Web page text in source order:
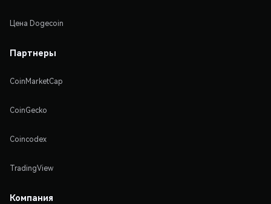
Цена Dogecoin
Партнеры
CoinMarketCap
CoinGecko
Coincodex
TradingView
Компания